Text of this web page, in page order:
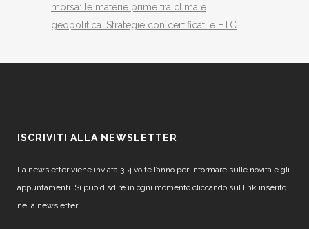
morsa: le materie prime tra clima e
geopolitica. Strategie con certificati e ETC
ISCRIVITI ALLA NEWSLETTER
La newsletter viene inviata 3-4 volte l’anno per informare sulle novità e gli
appuntamenti. Si può disdire in ogni momento cliccando sul link inserito
nella newsletter.